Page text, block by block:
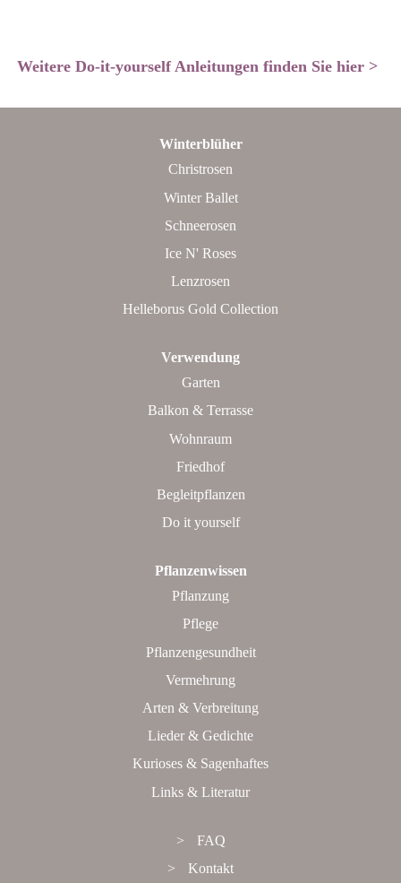
Weitere Do-it-yourself Anleitungen finden Sie hier >
Winterblüher
Christrosen
Winter Ballet
Schneerosen
Ice N' Roses
Lenzrosen
Helleborus Gold Collection
Verwendung
Garten
Balkon & Terrasse
Wohnraum
Friedhof
Begleitpflanzen
Do it yourself
Pflanzenwissen
Pflanzung
Pflege
Pflanzengesundheit
Vermehrung
Arten & Verbreitung
Lieder & Gedichte
Kurioses & Sagenhaftes
Links & Literatur
FAQ
Kontakt